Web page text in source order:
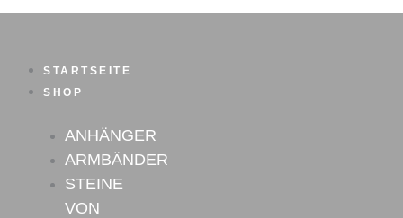
STARTSEITE
SHOP
ANHÄNGER
ARMBÄNDER
STEINE
VON